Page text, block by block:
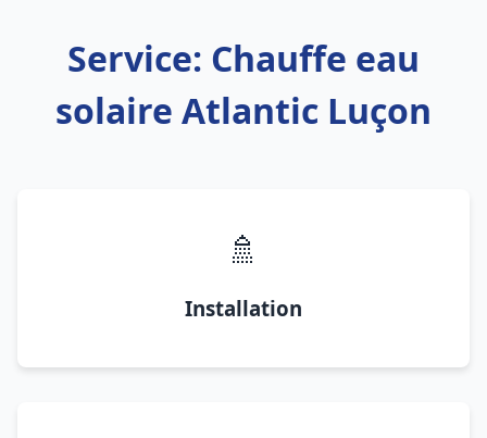
Service: Chauffe eau
solaire Atlantic Luçon
🚿
Installation